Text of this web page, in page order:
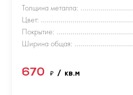
Толщина металла:
Цвет:
Покрытие:
Ширина общая:
670 ₽ / кв.м